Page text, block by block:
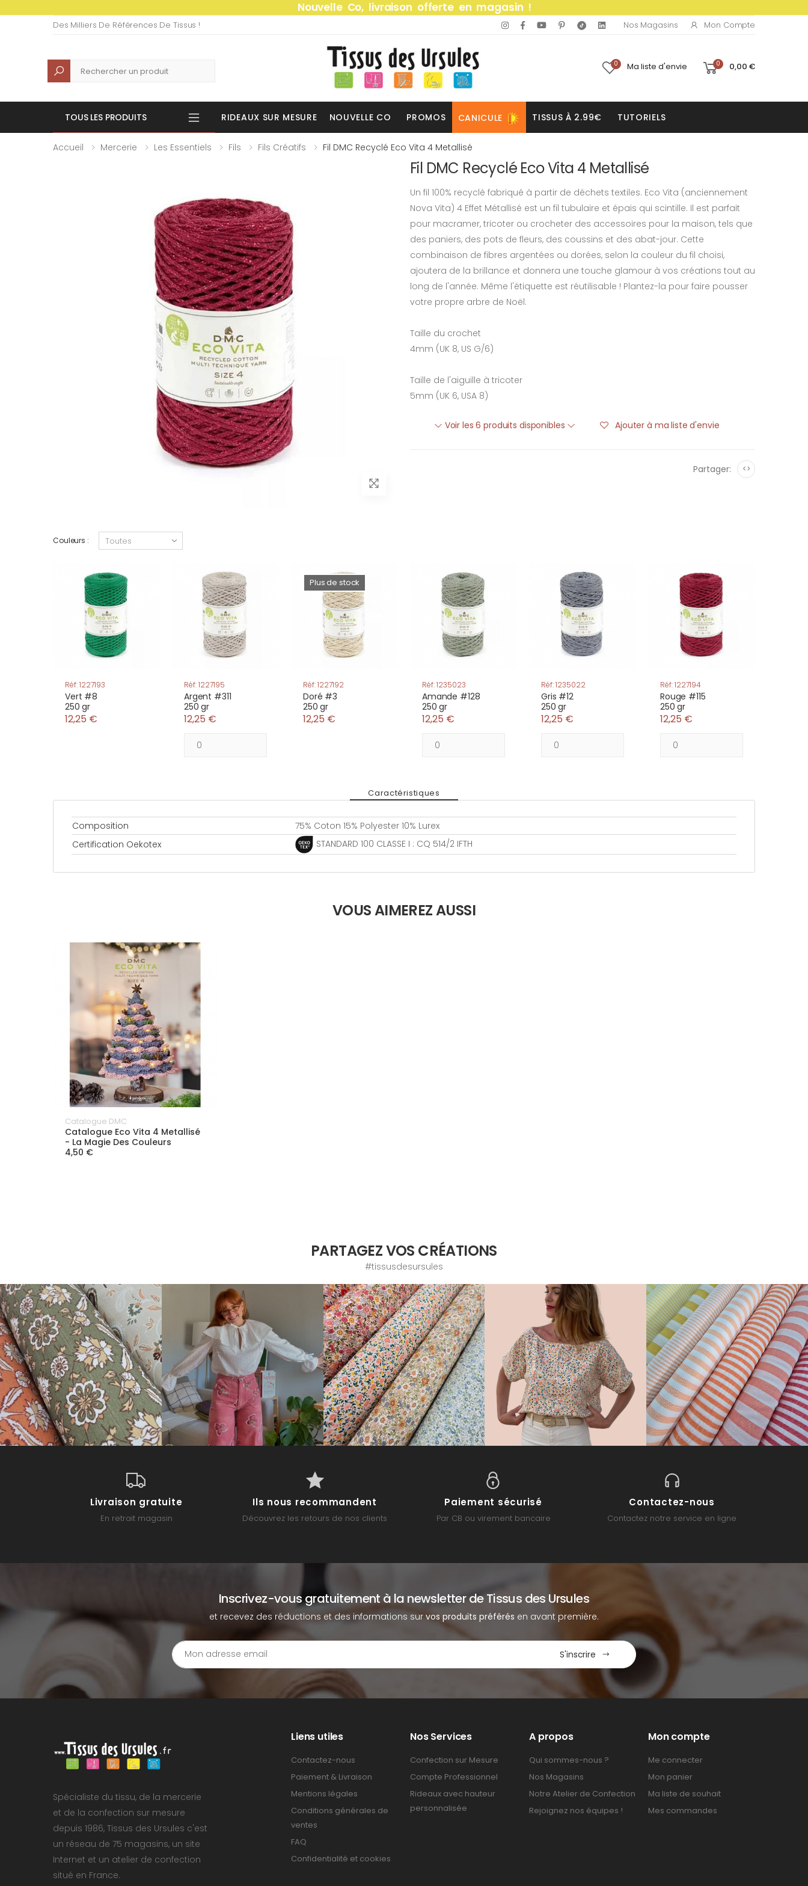
Nouvelle Co, livraison offerte en magasin !
Des Milliers De Références De Tissus ! Nos Magasins Mon Compte
Recherche 0 Ma liste d'envie 0 0,00 €
TOUS LES PRODUITS RIDEAUX SUR MESURE NOUVELLE CO PROMOS CANICULE TISSUS À 2.99€ TUTORIELS
Accueil Mercerie Les Essentiels Fils Fils Créatifs Fil DMC Recyclé Eco Vita 4 Metallisé
Fil DMC Recyclé Eco Vita 4 Metallisé
Un fil 100% recyclé fabriqué à partir de déchets textiles. Eco Vita (anciennement
Nova Vita) 4 Effet Métallisé est un fil tubulaire et épais qui scintille. Il est parfait
pour macramer, tricoter ou crocheter des accessoires pour la maison, tels que
des paniers, des pots de fleurs, des coussins et des abat-jour. Cette
combinaison de fibres argentées ou dorées, selon la couleur du fil choisi,
ajoutera de la brillance et donnera une touche glamour à vos créations tout au
long de l'année. Même l'étiquette est réutilisable ! Plantez-la pour faire pousser
votre propre arbre de Noël.
Taille du crochet
4mm (UK 8, US G/6)
Taille de l'aiguille à tricoter
5mm (UK 6, USA 8)
Voir les 6 produits disponibles Ajouter à ma liste d'envie
Partager: <>
Couleurs :
Réf: 1227193
Vert #8
250 gr
12,25 €
Réf: 1227195
Argent #311
250 gr
12,25 €
Plus de stock
Réf: 1227192
Doré #3
250 gr
12,25 €
Réf: 1235023
Amande #128
250 gr
12,25 €
Réf: 1235022
Gris #12
250 gr
12,25 €
Réf: 1227194
Rouge #115
250 gr
12,25 €
Caractéristiques
Composition
75% Coton 15% Polyester 10% Lurex
Certification Oekotex
STANDARD 100 CLASSE I : CQ 514/2 IFTH
VOUS AIMEREZ AUSSI
Catalogue DMC
Catalogue Eco Vita 4 Metallisé
- La Magie Des Couleurs
4,50 €
PARTAGEZ VOS CRÉATIONS
#tissusdesursules
Livraison gratuite
En retrait magasin
Ils nous recommandent
Découvrez les retours de nos clients
Paiement sécurisé
Par CB ou virement bancaire
Contactez-nous
Contactez notre service en ligne
Inscrivez-vous gratuitement à la newsletter de Tissus des Ursules
et recevez des réductions et des informations survos produits préférés en avant première.
S'inscrire
Spécialiste du tissu, de la mercerie
et de la confection sur mesure
depuis 1986, Tissus des Ursules c'est
un réseau de 75 magasins, un site
Internet et un atelier de confection
situé en France.
Liens utiles
Contactez-nous
Paiement & Livraison
Mentions légales
Conditions générales de
ventes
FAQ
Confidentialité et cookies
Nos Services
Confection sur Mesure
Compte Professionnel
Rideaux avec hauteur
personnalisée
A propos
Qui sommes-nous ?
Nos Magasins
Notre Atelier de Confection
Rejoignez nos équipes !
Mon compte
Me connecter
Mon panier
Ma liste de souhait
Mes commandes